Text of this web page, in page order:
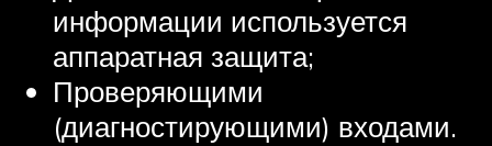
информации используется
аппаратная защита;
Проверяющими
(диагностирующими) входами.